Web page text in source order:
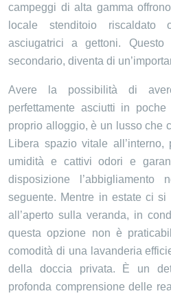
campeggi di alta gamma
locale stenditoio
asciugatrici a gettoni. Questo
secondario, diventa di
Avere la possibilità di
perfettamente asciutti in
proprio alloggio, è un lusso che
Libera spazio vitale
umidità e cattivi odori e
disposizione
seguente. Mentre in estate ci si
all’aperto sulla veranda, in
questa opzione non è
comodità di una lavanderia
della doccia privata. È un
profonda comprensione delle